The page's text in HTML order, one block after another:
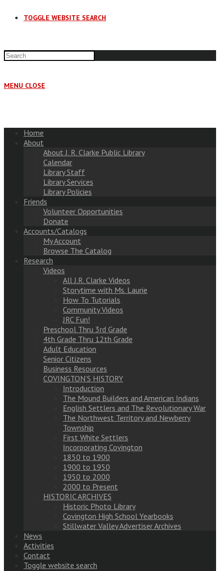
TOGGLE WEBSITE SEARCH
MENU CLOSE
Home
About
About J. R. Clarke Public Library
Calendar
Library Staff
Library Services
Library Policies
Friends
Volunteer Opportunities
Donate
Accounts/Catalogs
My Account
Browse The Catalog
Research
Videos
All J.R. Clarke Videos
Storytime with Ms. Laurie
How To Tutorials
Community Videos
JRC Fun!
Preschool Thru 3rd Grade
4th Grade Thru 12th Grade
Adult Education
Senior Citizens
Business Resources
COVINGTON’S HISTORY
Introduction
The Mound Builders and American Indians
English Settlers and The Revolutionary War
The Northwest Territory and Newberry
Township
First White Settlers
Incorporating Covington
1850 to 1900
1900 to 1950
1950 to 2000
2000 to Present
HISTORIC ARCHIVES
Historic Photo Library
Covington High School Yearbooks
Stillwater Valley Advertiser Archives
News
Activities
Contact
Toggle website search